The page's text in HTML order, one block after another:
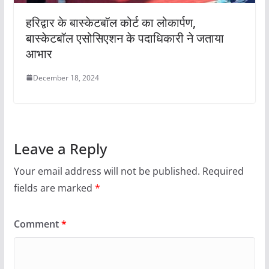
हरिद्वार के बास्केटबॉल कोर्ट का लोकार्पण,
बास्केटबॉल एसोसिएशन के पदाधिकारी ने जताया
आभार
December 18, 2024
Leave a Reply
Your email address will not be published. Required
fields are marked *
Comment*